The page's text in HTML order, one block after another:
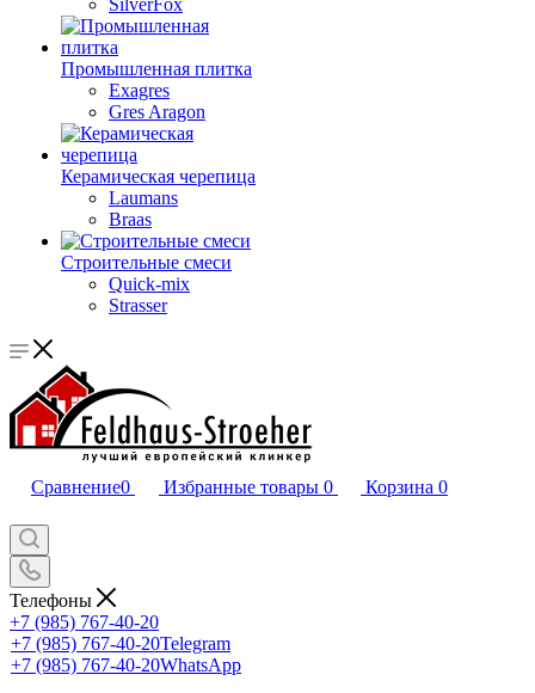
SilverFox
Промышленная плитка
Exagres
Gres Aragon
Керамическая черепица
Laumans
Braas
Строительные смеси
Quick-mix
Strasser
Сравнение0 Избранные товары 0 Корзина 0
Телефоны
+7 (985) 767-40-20
+7 (985) 767-40-20Telegram
+7 (985) 767-40-20WhatsApp